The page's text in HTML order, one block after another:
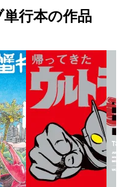
行本の作品